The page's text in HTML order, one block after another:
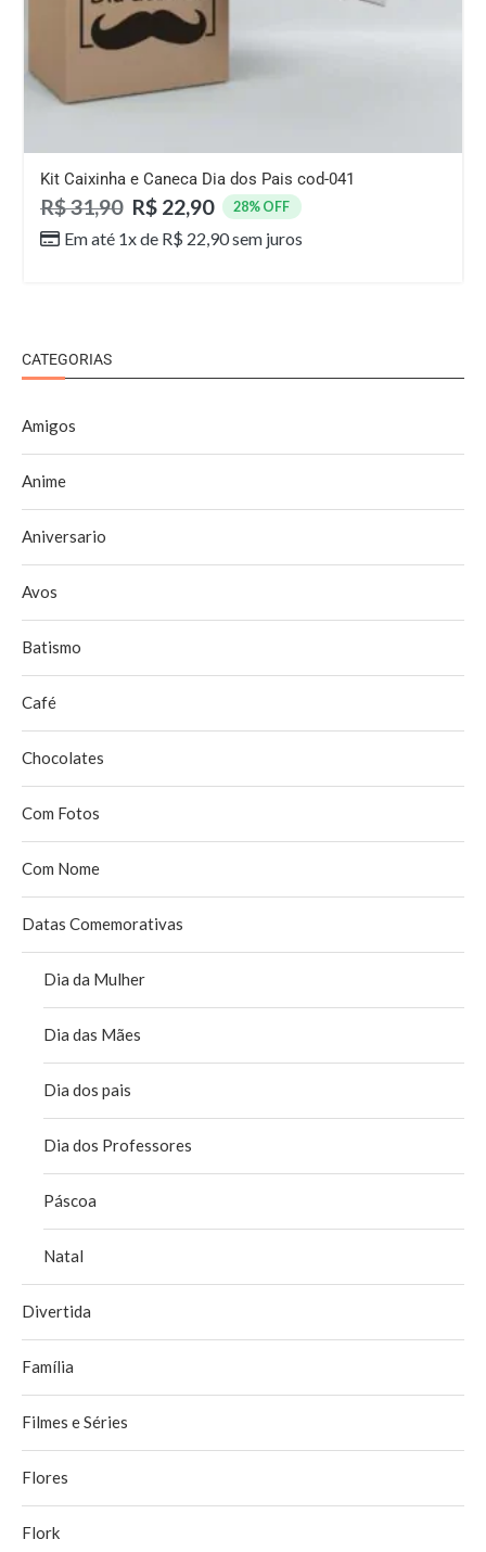
Kit Caixinha e Caneca Dia dos Pais cod-041
R$31,90 R$ 22,90 28% OFF
Em até 1x de R$ 22,90sem juros
CATEGORIAS
Amigos
Anime
Aniversario
Avos
Batismo
Café
Chocolates
Com Fotos
Com Nome
Datas Comemorativas
Dia da Mulher
Dia das Mães
Dia dos pais
Dia dos Professores
Páscoa
Natal
Divertida
Família
Filmes e Séries
Flores
Flork